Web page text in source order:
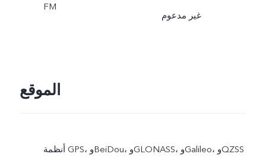
بطاقة SIM 1 FM
غير مدعوم
الموقع
أنظمة GPS، وBeiDou، وGLONASS، وGalileo، وQZSS